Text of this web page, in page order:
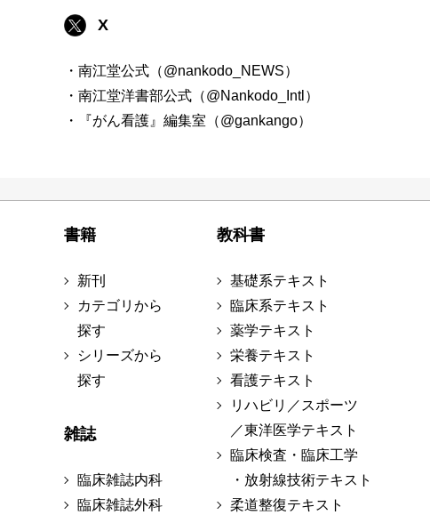
X
・南江堂公式（@nankodo_NEWS）
・南江堂洋書部公式（@Nankodo_Intl）
・『がん看護』編集室（@gankango）
書籍
新刊
カテゴリから
探す
シリーズから
探す
雑誌
臨床雑誌内科
臨床雑誌外科
教科書
基礎系テキスト
臨床系テキスト
薬学テキスト
栄養テキスト
看護テキスト
リハビリ／スポーツ
／東洋医学テキスト
臨床検査・臨床工学
・放射線技術テキスト
柔道整復テキスト